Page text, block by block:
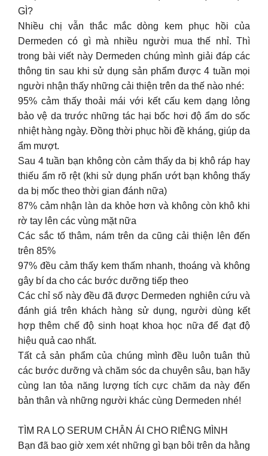
GÌ?
Nhiều chị vẫn thắc mắc dòng kem phục hồi của
Dermeden có gì mà nhiều người mua thế nhỉ. Thì
trong bài viết này Dermeden chúng mình giải đáp các
thông tin sau khi sử dụng sản phẩm được 4 tuần mọi
người nhận thấy những cải thiện trên da thế nào nhé:
95% cảm thấy thoải mái với kết cấu kem dạng lỏng
bảo vệ da trước những tác hại bốc hơi độ ẩm do sốc
nhiệt hàng ngày. Đồng thời phục hồi đề kháng, giúp da
ẩm mượt.
Sau 4 tuần bạn không còn cảm thấy da bị khô ráp hay
thiếu ẩm rõ rệt (khi sử dụng phấn ướt bạn không thấy
da bị mốc theo thời gian đánh nữa)
87% cảm nhận làn da khỏe hơn và không còn khô khi
rờ tay lên các vùng mặt nữa
Các sắc tố thâm, nám trên da cũng cải thiện lên đến
trên 85%
97% đều cảm thấy kem thấm nhanh, thoáng và không
gây bí da cho các bước dưỡng tiếp theo
Các chỉ số này đều đã được Dermeden nghiên cứu và
đánh giá trên khách hàng sử dụng, người dùng kết
hợp thêm chế độ sinh hoạt khoa học nữa để đạt độ
hiệu quả cao nhất.
Tất cả sản phẩm của chúng mình đều luôn tuân thủ
các bước dưỡng và chăm sóc da chuyên sâu, bạn hãy
cùng lan tỏa năng lượng tích cực chăm da này đến
bản thân và những người khác cùng Dermeden nhé!
TÌM RA LỌ SERUM CHÂN ÁI CHO RIÊNG MÌNH
Bạn đã bao giờ xem xét những gì bạn bôi trên da hằng